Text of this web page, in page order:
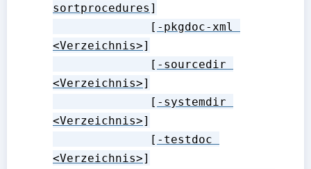
sortprocedures ]
              [
-pkgdoc-xml
<Verzeichnis>]
              [
-sourcedir
<Verzeichnis>]
              [
-systemdir
<Verzeichnis>]
              [
-testdoc
<Verzeichnis>]